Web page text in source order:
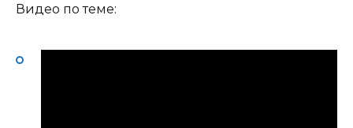
Видео по теме: